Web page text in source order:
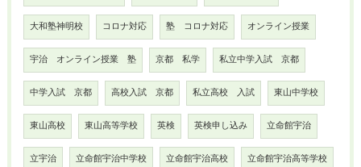
大和塾神明校 コロナ対応 塾 コロナ対応 オンライン授業
宇治 オンライン授業 塾 京都 私学 私立中学入試 京都
中学入試 京都 高校入試 京都 私立高校 入試 東山中学校
東山高校 東山高等学校 英検 英検申し込み 立命館宇治
立宇治 立命館宇治中学校 立命館宇治高校 立命館宇治高等学校